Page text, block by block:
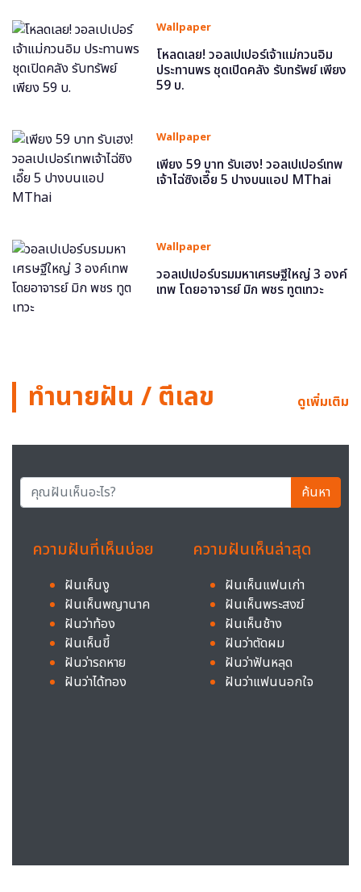
Wallpaper
โหลดเลย! วอลเปเปอร์เจ้าแม่กวนอิม
ประทานพร ชุดเปิดคลัง รับทรัพย์ เพียง
59 บ.
Wallpaper
เพียง 59 บาท รับเฮง! วอลเปเปอร์เทพ
เจ้าไฉ่ซิงเอี๊ย 5 ปางบนแอป MThai
Wallpaper
วอลเปเปอร์บรมมหาเศรษฐีใหญ่ 3 องค์
เทพ โดยอาจารย์ มิก พชร ทูตเทวะ
ทำนายฝัน / ตีเลข ดูเพิ่มเติม
ค้นหา
ความฝันที่เห็นบ่อย
ฝันเห็นงู
ฝันเห็นพญานาค
ฝันว่าท้อง
ฝันเห็นขี้
ฝันว่ารถหาย
ฝันว่าได้ทอง
ความฝันเห็นล่าสุด
ฝันเห็นแฟนเก่า
ฝันเห็นพระสงฆ์
ฝันเห็นช้าง
ฝันว่าตัดผม
ฝันว่าฟันหลุด
ฝันว่าแฟนนอกใจ